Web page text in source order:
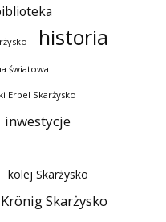
historia
światowa
Erbel Skarżysko
inwestycje
kolej Skarżysko
Skarżysko